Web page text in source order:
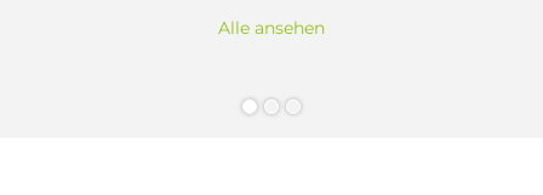
Alle ansehen